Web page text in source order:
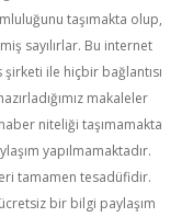
taşımakta olup,
sayılırlar. Bu internet
ile hiçbir bağlantısı
makaleler
niteliği taşımamakta
yapılmamaktadır.
tamamen tesadüfidir.
bir bilgi paylaşım